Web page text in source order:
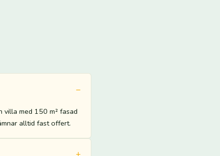
villa med 150 m² fasad
alltid fast offert.